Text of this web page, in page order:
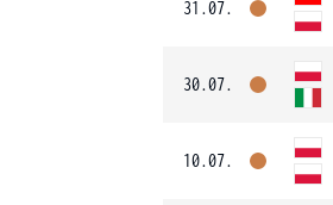
31.07.
30.07.
10.07.